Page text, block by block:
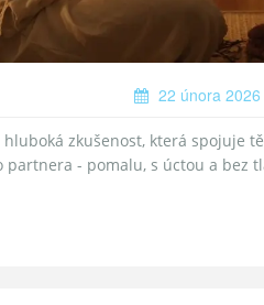
22 února 2026
zkušenost, která spojuje
partnera - pomalu, s úctou a bez